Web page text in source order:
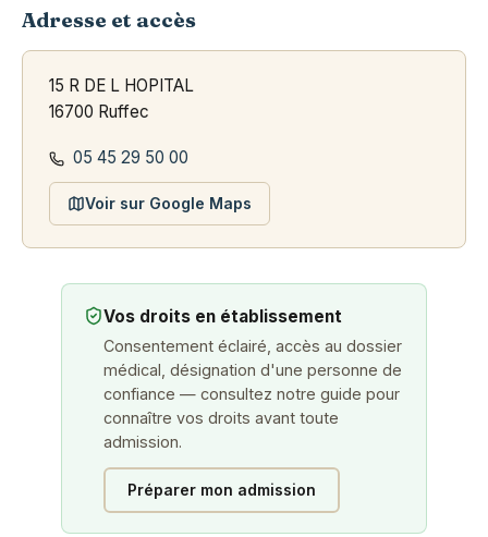
Adresse et accès
15 R DE L HOPITAL
16700 Ruffec
05 45 29 50 00
Voir sur Google Maps
Vos droits en établissement
Consentement éclairé, accès au dossier
médical, désignation d'une personne de
confiance — consultez notre guide pour
connaître vos droits avant toute
admission.
Préparer mon admission